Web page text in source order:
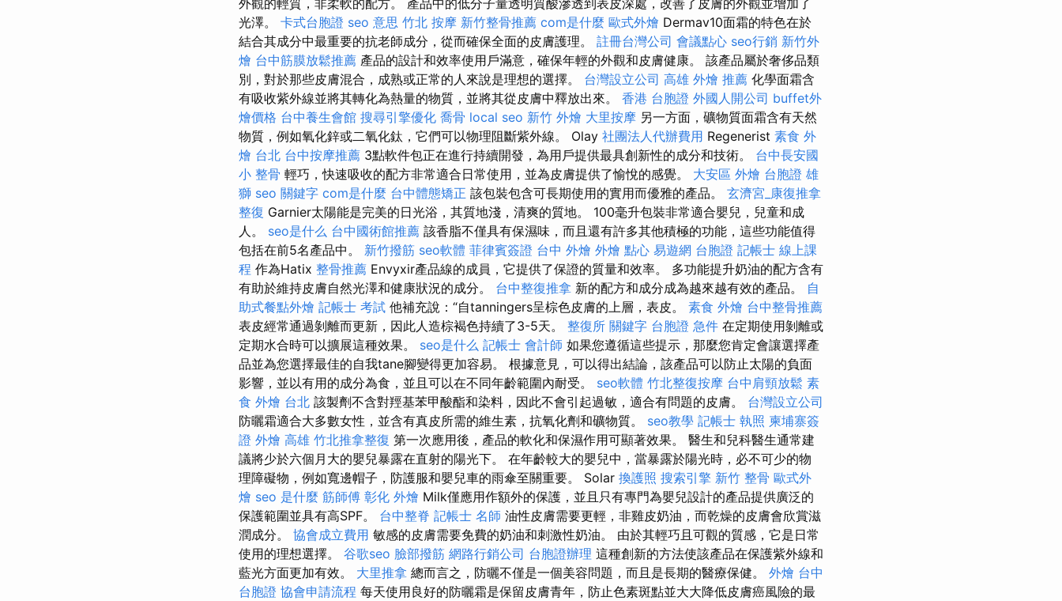
光澤。 卡式台胞證 seo 意思 竹北 按摩 新竹整骨推薦 com是什麼 歐式外燴 Dermav10面霜的特色在於
結合其成分中最重要的抗老師成分，從而確保全面的皮膚護理。 註冊台灣公司 會議點心 seo行銷 新竹外
燴 台中筋膜放鬆推薦 產品的設計和效率使用戶滿意，確保年輕的外觀和皮膚健康。 該產品屬於奢侈品類
別，對於那些皮膚混合，成熟或正常的人來說是理想的選擇。 台灣設立公司 高雄 外燴 推薦 化學面霜含
有吸收紫外線並將其轉化為熱量的物質，並將其從皮膚中釋放出來。 香港 台胞證 外國人開公司 buffet外
燴價格 台中養生會館 搜尋引擎優化 喬骨 local seo 新竹 外燴 大里按摩 另一方面，礦物質面霜含有天然
物質，例如氧化鋅或二氧化鈦，它們可以物理阻斷紫外線。 Olay 社團法人代辦費用 Regenerist 素食 外
燴 台北 台中按摩推薦 3點軟件包正在進行持續開發，為用戶提供最具創新性的成分和技術。 台中長安國
小 整骨 輕巧，快速吸收的配方非常適合日常使用，並為皮膚提供了愉悅的感覺。 大安區 外燴 台胞證 雄
獅 seo 關鍵字 com是什麼 台中體態矯正 該包裝包含可長期使用的實用而優雅的產品。 玄濟宮_康復推拿
整復 Garnier太陽能是完美的日光浴，其質地淺，清爽的質地。 100毫升包裝非常適合嬰兒，兒童和成
人。 seo是什么 台中國術館推薦 該香脂不僅具有保濕味，而且還有許多其他積極的功能，這些功能值得
包括在前5名產品中。 新竹撥筋 seo軟體 菲律賓簽證 台中 外燴 外燴 點心 易遊網 台胞證 記帳士 線上課
程 作為Hatix 整骨推薦 Envyxir產品線的成員，它提供了保證的質量和效率。 多功能提升奶油的配方含有
有助於維持皮膚自然光澤和健康狀況的成分。 台中整復推拿 新的配方和成分成為越來越有效的產品。 自
助式餐點外燴 記帳士 考試 他補充說：“自tanningers呈棕色皮膚的上層，表皮。 素食 外燴 台中整骨推薦
表皮經常通過剝離而更新，因此人造棕褐色持續了3-5天。 整復所 關鍵字 台胞證 急件 在定期使用剝離或
定期水合時可以擴展這種效果。 seo是什么 記帳士 會計師 如果您遵循這些提示，那麼您肯定會讓選擇產
品並為您選擇最佳的自我tane腳變得更加容易。 根據意見，可以得出結論，該產品可以防止太陽的負面
影響，並以有用的成分為食，並且可以在不同年齡範圍內耐受。 seo軟體 竹北整復按摩 台中肩頸放鬆 素
食 外燴 台北 該製劑不含對羥基苯甲酸酯和染料，因此不會引起過敏，適合有問題的皮膚。 台灣設立公司
防曬霜適合大多數女性，並含有真皮所需的維生素，抗氧化劑和礦物質。 seo教學 記帳士 執照 柬埔寨簽
證 外燴 高雄 竹北推拿整復 第一次應用後，產品的軟化和保濕作用可顯著效果。 醫生和兒科醫生通常建
議將少於六個月大的嬰兒暴露在直射的陽光下。 在年齡較大的嬰兒中，當暴露於陽光時，必不可少的物
理障礙物，例如寬邊帽子，防護服和嬰兒車的雨傘至關重要。 Solar 換護照 搜索引擎 新竹 整骨 歐式外
燴 seo 是什麼 筋師傅 彰化 外燴 Milk僅應用作額外的保護，並且只有專門為嬰兒設計的產品提供廣泛的
保護範圍並具有高SPF。 台中整脊 記帳士 名師 油性皮膚需要更輕，非雞皮奶油，而乾燥的皮膚會欣賞滋
潤成分。 協會成立費用 敏感的皮膚需要免費的奶油和刺激性奶油。 由於其輕巧且可觀的質感，它是日常
使用的理想選擇。 谷歌seo 臉部撥筋 網路行銷公司 台胞證辦理 這種創新的方法使該產品在保護紫外線和
藍光方面更加有效。 大里推拿 總而言之，防曬不僅是一個美容問題，而且是長期的醫療保健。 外燴 台中
台胞證 協會申請流程 每天使用良好的防曬霜是保留皮膚青年，防止色素斑點並大大降低皮膚癌風險的最